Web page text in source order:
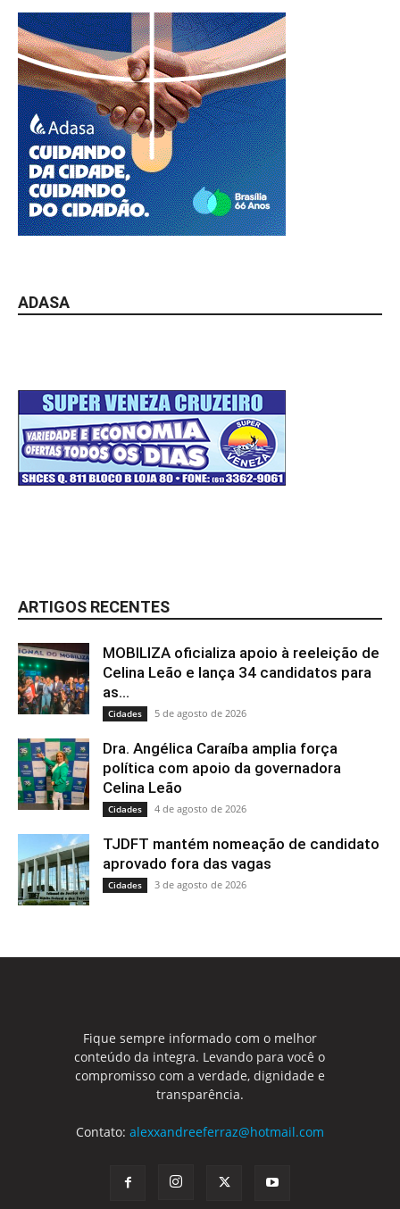
ADASA
ARTIGOS RECENTES
MOBILIZA oficializa apoio à reeleição de
Celina Leão e lança 34 candidatos para
as...
Cidades 5 de agosto de 2026
Dra. Angélica Caraíba amplia força
política com apoio da governadora
Celina Leão
Cidades 4 de agosto de 2026
TJDFT mantém nomeação de candidato
aprovado fora das vagas
Cidades 3 de agosto de 2026
Fique sempre informado com o melhor
conteúdo da integra. Levando para você o
compromisso com a verdade, dignidade e
transparência.
Contato: alexxandreeferraz@hotmail.com